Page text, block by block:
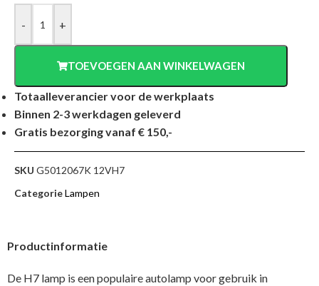
- +
TOEVOEGEN AAN WINKELWAGEN
Totaalleverancier voor de werkplaats
Binnen 2-3 werkdagen geleverd
Gratis bezorging vanaf € 150,-
SKU G5012067K 12VH7
CategorieLampen
Productinformatie
De H7 lamp is een populaire autolamp voor gebruik in